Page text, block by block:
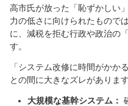
高市氏が放った「恥ずかしい
力の低さに向けられたもので
に、減税を拒む行政や政治の
す。
「システム改修に時間がかか
との間に大きなズレがあります
大規模な基幹システム：